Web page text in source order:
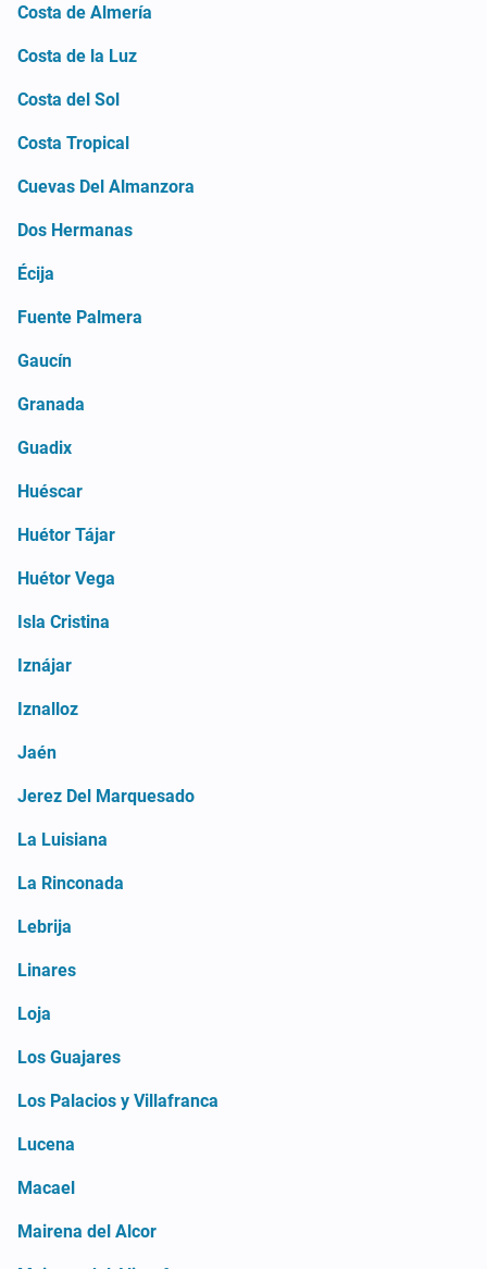
Costa de Almería
Costa de la Luz
Costa del Sol
Costa Tropical
Cuevas Del Almanzora
Dos Hermanas
Écija
Fuente Palmera
Gaucín
Granada
Guadix
Huéscar
Huétor Tájar
Huétor Vega
Isla Cristina
Iznájar
Iznalloz
Jaén
Jerez Del Marquesado
La Luisiana
La Rinconada
Lebrija
Linares
Loja
Los Guajares
Los Palacios y Villafranca
Lucena
Macael
Mairena del Alcor